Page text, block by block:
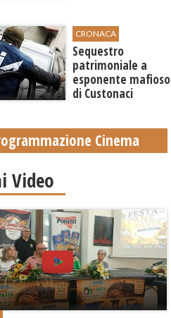
CRONACA
Sequestro
patrimoniale a
esponente mafioso
di Custonaci
Cinema
Video